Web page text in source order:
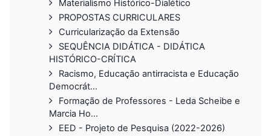
Materialismo Histórico-Dialético
PROPOSTAS CURRICULARES
Curricularização da Extensão
SEQUÊNCIA DIDÁTICA - DIDÁTICA
HISTÓRICO-CRÍTICA
Racismo, Educação antirracista e Educação
Democrát...
Formação de Professores - Leda Scheibe e
Marcia Ho...
EED - Projeto de Pesquisa (2022-2026)